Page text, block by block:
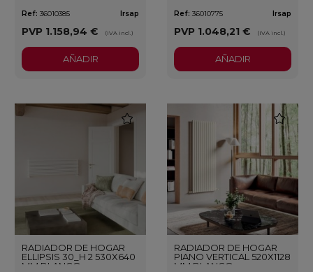
Ref: 36010385 Irsap
PVP 1.158,94 € (IVA incl.)
AÑADIR
Ref: 36010775 Irsap
PVP 1.048,21 € (IVA incl.)
AÑADIR
RADIADOR DE HOGAR
ELLIPSIS 30_H 2 530X640
MM BLANCO
RADIADOR DE HOGAR
PIANO VERTICAL 520X1128
MM BLANCO
favorite